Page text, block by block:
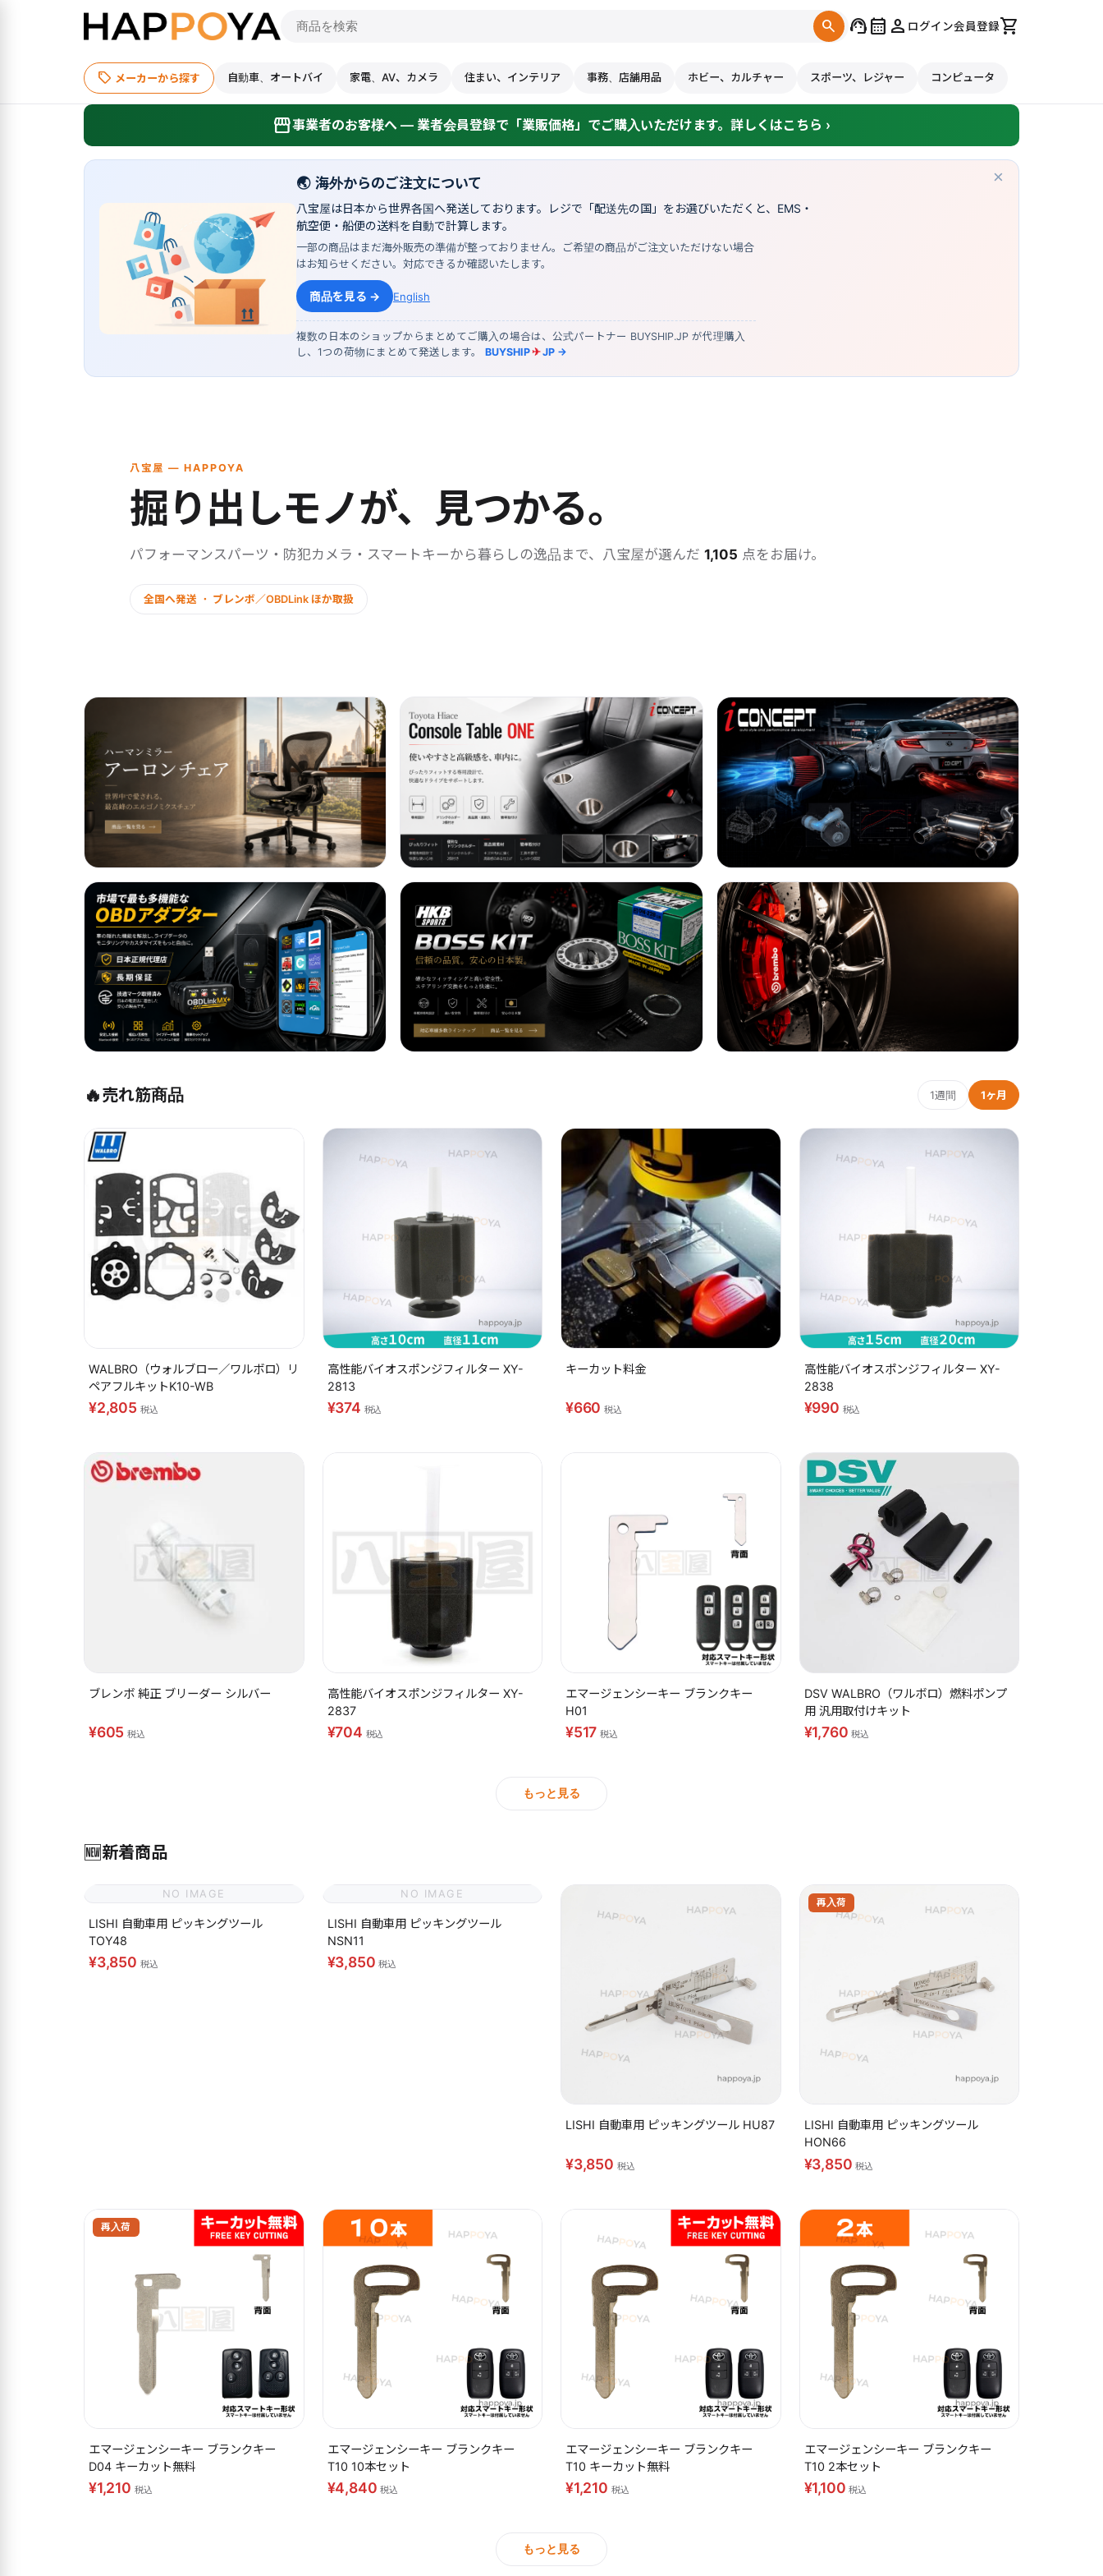
search support_agentcalendar_month person ログイン会員登録shopping_cart
sell メーカーから探す 自動車、オートバイ 家電、AV、カメラ 住まい、インテリア 事務、店舗用品 ホビー、カルチャー スポーツ、レジャー コンピュータ
storefront事業者のお客様へ — 業者会員登録で「業販価格」でご購入いただけます。詳しくはこちら ›
×
🌏 海外からのご注文について
八宝屋は日本から世界各国へ発送しております。レジで「配送先の国」をお選びいただくと、EMS・
航空便・船便の送料を自動で計算します。
一部の商品はまだ海外販売の準備が整っておりません。ご希望の商品がご注文いただけない場合
はお知らせください。対応できるか確認いたします。
商品を見る → English
複数の日本のショップからまとめてご購入の場合は、公式パートナー BUYSHIP.JP が代理購入
し、1つの荷物にまとめて発送します。 BUYSHIP✈JP →
八宝屋 — HAPPOYA
掘り出しモノが、見つかる。
パフォーマンスパーツ・防犯カメラ・スマートキーから暮らしの逸品まで、八宝屋が選んだ 1,105 点をお届け。
全国へ発送 ・ ブレンボ／OBDLink ほか取扱
🔥売れ筋商品 1週間 1ヶ月
WALBRO（ウォルブロー／ワルボロ）リ
ペアフルキットK10-WB
¥2,805 税込
高性能バイオスポンジフィルター XY-
2813
¥374 税込
キーカット料金
¥660税込
高性能バイオスポンジフィルター XY-
2838
¥990 税込
ブレンボ 純正 ブリーダー シルバー
¥605税込
高性能バイオスポンジフィルター XY-
2837
¥704 税込
エマージェンシーキー ブランクキー
H01
¥517税込
DSV WALBRO（ワルボロ）燃料ポンプ
用 汎用取付けキット
¥1,760税込
もっと見る
🆕新着商品
NO IMAGE
LISHI 自動車用 ピッキングツール
TOY48
¥3,850 税込
NO IMAGE
LISHI 自動車用 ピッキングツール
NSN11
¥3,850税込
LISHI 自動車用 ピッキングツール HU87
¥3,850 税込
LISHI 自動車用 ピッキングツール
HON66
¥3,850税込
エマージェンシーキー ブランクキー
D04 キーカット無料
¥1,210 税込
エマージェンシーキー ブランクキー
T10 10本セット
¥4,840税込
エマージェンシーキー ブランクキー
T10 キーカット無料
¥1,210 税込
エマージェンシーキー ブランクキー
T10 2本セット
¥1,100税込
もっと見る